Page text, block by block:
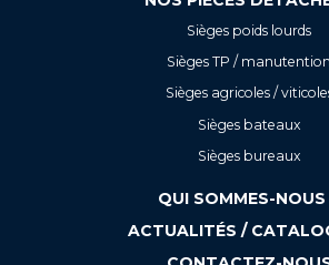
Sièges poids lourds
Sièges TP / manutention
Sièges agricoles /
Sièges bateaux
Sièges bureaux
QUI SOMMES-NOUS
ACTUALITÉS /